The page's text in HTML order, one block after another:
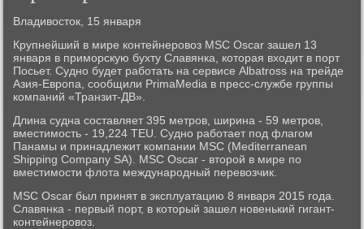
Владивосток, 15 января
Крупнейший в мире контейнеровоз MSC Oscar зашел 13
января в приморскую бухту Славянка, которая входит в порт
Посьет. Судно будет работать на сервисе Albatross на трейде
Азия-Европа, сообщили PrimaMedia в пресс-службе группы
компаний «Транзит-ДВ».
Длина судна составляет 395 метров, ширина - 59 метров,
вместимость - 19,224 TEU. Судно работает под флагом
Панамы и принадлежит компании MSC (Mediterranean
Shipping Company SA). MSC Oscar - второй в мире по
вместимости флота международный перевозчик.
MSC Oscar был принят в эксплуатацию 8 января 2015 года.
Славянка - первый порт, в который зашел новенький гигант-
контейнеровоз.